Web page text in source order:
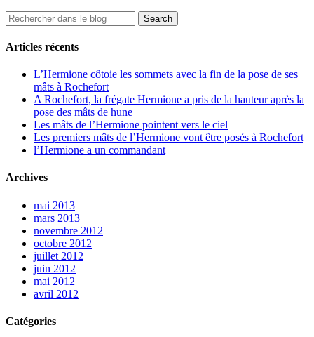
Articles récents
L’Hermione côtoie les sommets avec la fin de la pose de ses
mâts à Rochefort
A Rochefort, la frégate Hermione a pris de la hauteur après la
pose des mâts de hune
Les mâts de l’Hermione pointent vers le ciel
Les premiers mâts de l’Hermione vont être posés à Rochefort
l’Hermione a un commandant
Archives
mai 2013
mars 2013
novembre 2012
octobre 2012
juillet 2012
juin 2012
mai 2012
avril 2012
Catégories